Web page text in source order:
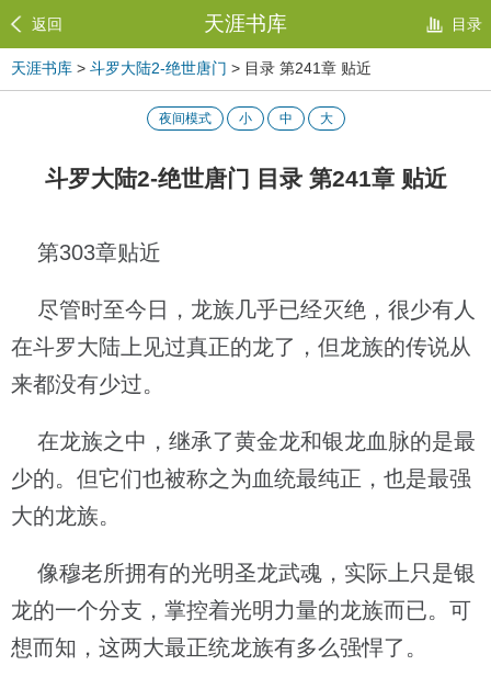
返回 天涯书库 目录
天涯书库 > 斗罗大陆2-绝世唐门 > 目录 第241章 贴近
夜间模式 小 中 大
斗罗大陆2-绝世唐门 目录 第241章 贴近
第303章贴近
尽管时至今日，龙族几乎已经灭绝，很少有人
在斗罗大陆上见过真正的龙了，但龙族的传说从
来都没有少过。
在龙族之中，继承了黄金龙和银龙血脉的是最
少的。但它们也被称之为血统最纯正，也是最强
大的龙族。
像穆老所拥有的光明圣龙武魂，实际上只是银
龙的一个分支，掌控着光明力量的龙族而已。可
想而知，这两大最正统龙族有多么强悍了。